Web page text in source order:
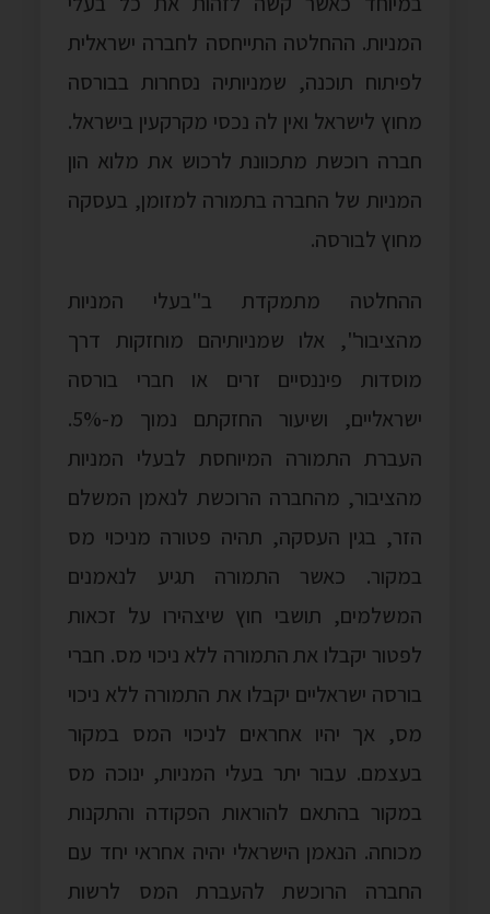
המניות. ההחלטה התייחסה לחברה ישראלית
לפיתוח תוכנה, שמניותיה נסחרות בבורסה
מחוץ לישראל ואין לה נכסי מקרקעין בישראל.
חברה רוכשת מתכוונת לרכוש את מלוא הון
המניות של החברה בתמורה למזומן, בעסקה
מחוץ לבורסה.
ההחלטה מתמקדת ב"בעלי המניות
מהציבור", אלו שמניותיהם מוחזקות דרך
מוסדות פיננסיים זרים או חברי בורסה
ישראליים, ושיעור החזקתם נמוך מ-5%.
העברת התמורה המיוחסת לבעלי המניות
מהציבור, מהחברה הרוכשת לנאמן המשלם
הזר, בגין העסקה, תהיה פטורה מניכוי מס
במקור. כאשר התמורה תגיע לנאמנים
המשלמים, תושבי חוץ שיצהירו על זכאות
לפטור יקבלו את התמורה ללא ניכוי מס. חברי
בורסה ישראליים יקבלו את התמורה ללא ניכוי
מס, אך יהיו אחראים לניכוי המס במקור
בעצמם. עבור יתר בעלי המניות, ינוכה מס
במקור בהתאם להוראות הפקודה והתקנות
מכוחה. הנאמן הישראלי יהיה אחראי יחד עם
החברה הרוכשת להעברת המס לרשות